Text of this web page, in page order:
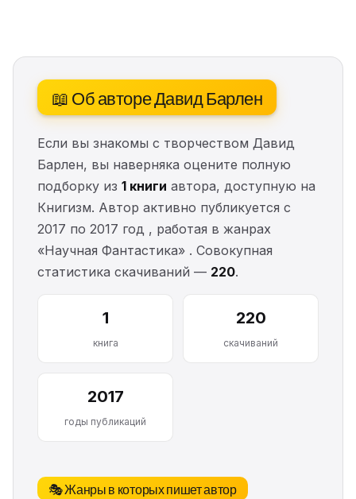
📖 Об авторе Давид Барлен
Если вы знакомы с творчеством Давид
Барлен, вы наверняка оцените полную
подборку из 1 книги автора, доступную на
Книгизм. Автор активно публикуется с
2017 по 2017 год , работая в жанрах
«Научная Фантастика» . Совокупная
статистика скачиваний — 220.
1
книга
220
скачиваний
2017
годы публикаций
🎭 Жанры в которых пишет автор